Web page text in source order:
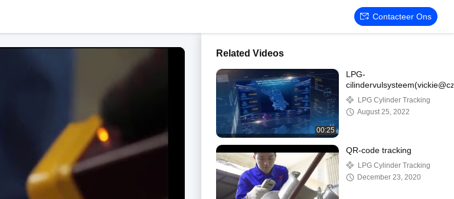
Contacteer Ons
Related Videos
00:25
LPG-
LPG Cylinder Tracking
August 25, 2022
QR-code tracking
LPG Cylinder Tracking
December 23, 2020